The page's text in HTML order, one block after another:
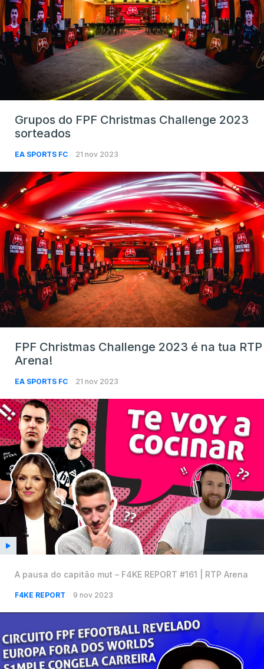
Grupos do FPF Christmas Challenge 2023
sorteados
EA SPORTS FC 21 nov 2023
FPF Christmas Challenge 2023 é na tua RTP
Arena!
EA SPORTS FC 21 nov 2023
A pausa do capitão mut – F4KE REPORT #161 | RTP Arena
F4KE REPORT 9 nov 2023